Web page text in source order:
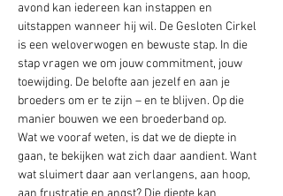
avond kan iedereen kan instappen en
uitstappen wanneer hij wil. De Gesloten Cirkel
is een weloverwogen en bewuste stap. In die
stap vragen we om jouw commitment, jouw
toewijding. De belofte aan jezelf en aan je
broeders om er te zijn – en te blijven. Op die
manier bouwen we een broederband op.
Wat we vooraf weten, is dat we de diepte in
gaan, te bekijken wat zich daar aandient. Want
wat sluimert daar aan verlangens, aan hoop,